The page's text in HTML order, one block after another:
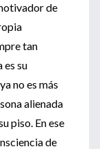
de
tan
es su
no es más
alienada
piso. En ese
de